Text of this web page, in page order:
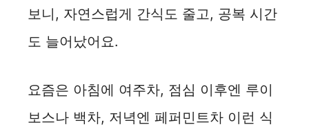
보니, 자연스럽게 간식도 줄고, 공복 시간
도 늘어났어요.
요즘은 아침에 여주차, 점심 이후엔 루이
보스나 백차, 저녁엔 페퍼민트차 이런 식